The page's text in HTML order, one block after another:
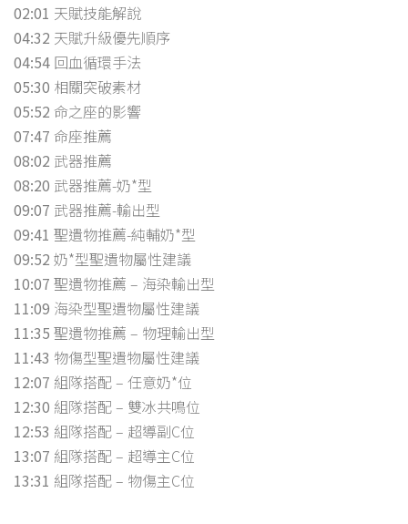
02:01 天賦技能解說
04:32 天賦升級優先順序
04:54 回血循環手法
05:30 相關突破素材
05:52 命之座的影響
07:47 命座推薦
08:02 武器推薦
08:20 武器推薦-奶*型
09:07 武器推薦-輸出型
09:41 聖遺物推薦-純輔奶*型
09:52 奶*型聖遺物屬性建議
10:07 聖遺物推薦 – 海染輸出型
11:09 海染型聖遺物屬性建議
11:35 聖遺物推薦 – 物理輸出型
11:43 物傷型聖遺物屬性建議
12:07 組隊搭配 – 任意奶*位
12:30 組隊搭配 – 雙冰共鳴位
12:53 組隊搭配 – 超導副C位
13:07 組隊搭配 – 超導主C位
13:31 組隊搭配 – 物傷主C位